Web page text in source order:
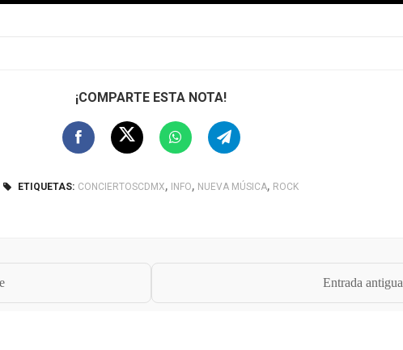
¡COMPARTE ESTA NOTA!
ETIQUETAS: CONCIERTOSCDMX, INFO, NUEVA MÚSICA, ROCK
Entrada antigua